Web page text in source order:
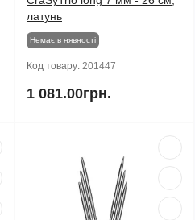
латунь
Немає в нявності
Код товару: 201447
1 081.00грн.